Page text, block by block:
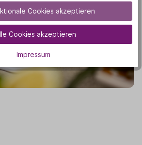
Cookies akzeptieren
Cookies akzeptieren
Impressum